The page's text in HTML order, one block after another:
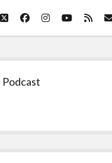
twitterfacebookinstagram
youtube
rss
Podcast